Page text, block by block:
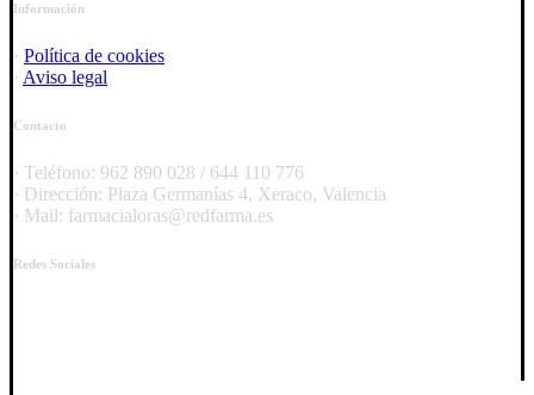
Información
· Política de cookies
· Aviso legal
Contacto
· Teléfono: 962 890 028 / 644 110 776
· Dirección: Plaza Germanías 4, Xeraco, Valencia
· Mail: farmacialoras@redfarma.es
Redes Sociales